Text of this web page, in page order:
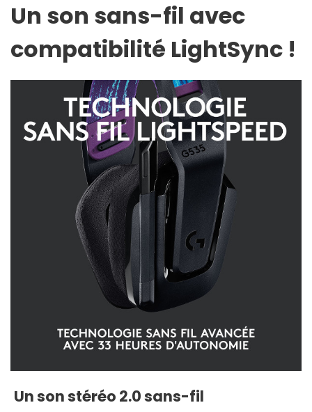
Un son sans-fil avec
compatibilité LightSync !
Un son stéréo 2.0 sans-fil